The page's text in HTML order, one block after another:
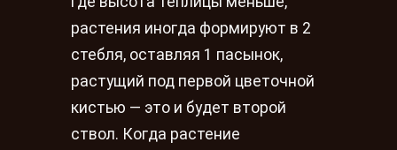
растения иногда формируют в 2
стебля, оставляя 1 пасынок,
растущий под первой цветочной
кистью — это и будет второй
ствол. Когда растение